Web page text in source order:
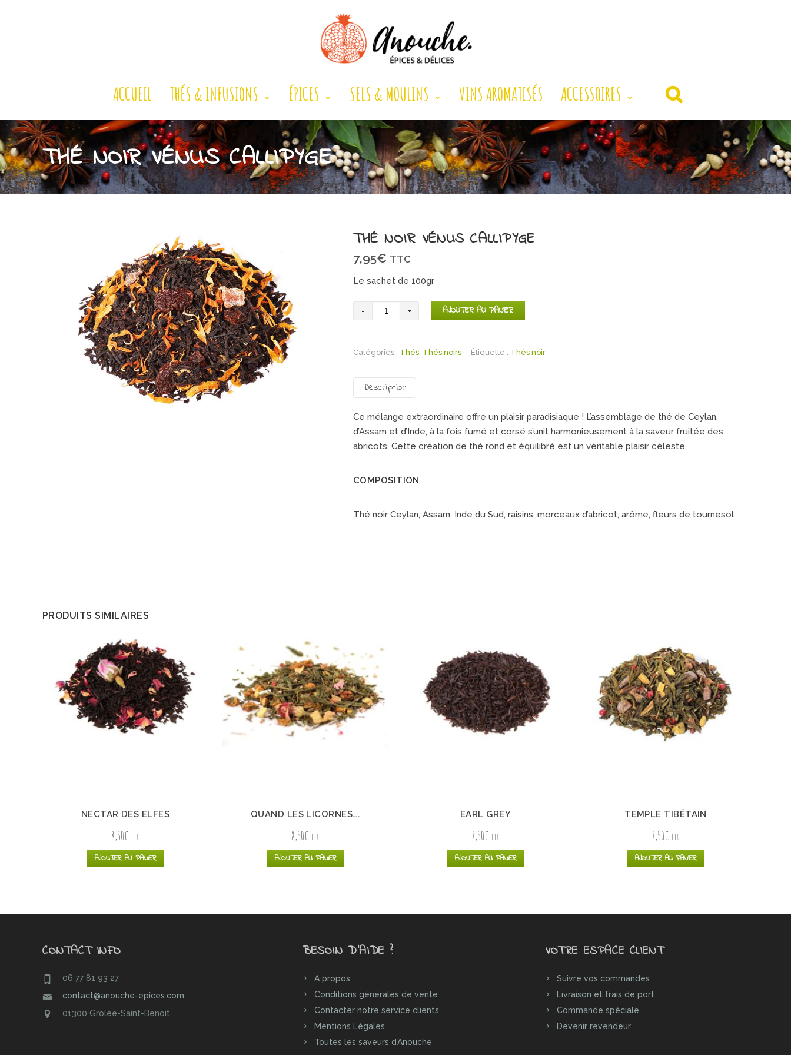
ACCUEIL THÉS & INFUSIONS ÉPICES SELS & MOULINS VINS AROMATISÉS ACCESSOIRES |
THÉ NOIR VÉNUS CALLIPYGE
THÉ NOIR VÉNUS CALLIPYGE
7,95€ TTC
Le sachet de 100gr
quantité
de
noir
Callipyge
AJOUTER AU PANIER
Catégories : Thés, Thés noirs Étiquette : Thés noir
Description
Ce mélange extraordinaire offre un plaisir paradisiaque ! L’assemblage de thé de Ceylan,
d’Assam et d’Inde, à la fois fumé et corsé s’unit harmonieusement à la saveur fruitée des
abricots. Cette création de thé rond et équilibré est un véritable plaisir céleste.
COMPOSITION
Thé noir Ceylan, Assam, Inde du Sud, raisins, morceaux d’abricot, arôme, fleurs de tournesol
PRODUITS SIMILAIRES
NECTAR DES ELFES
8,50€ TTC
AJOUTER AU PANIER
QUAND LES LICORNES….
8,50€ TTC
AJOUTER AU PANIER
EARL GREY
7,50€ TTC
AJOUTER AU PANIER
TEMPLE TIBÉTAIN
7,50€ TTC
AJOUTER AU PANIER
CONTACT INFO
06 77 81 93 27
contact@anouche-epices.com
01300 Grolée-Saint-Benoit
BESOIN D’AIDE ?
A propos
Conditions générales de vente
Contacter notre service clients
Mentions Légales
Toutes les saveurs d’Anouche
VOTRE ESPACE CLIENT
Suivre vos commandes
Livraison et frais de port
Commande spéciale
Devenir revendeur